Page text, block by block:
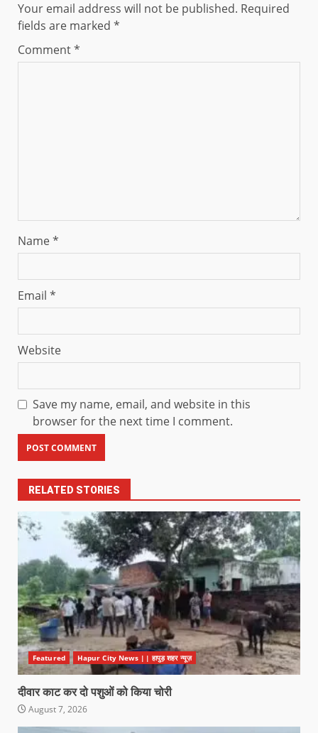
Your email address will not be published. Required
fields are marked *
Comment*
Name*
Email *
Website
Save my name, email, and website in this
browser for the next time I comment.
RELATED STORIES
Featured Hapur City News || हापुड़ शहर न्यूज़
दीवार काट कर दो पशुओं को किया चोरी
August 7, 2026